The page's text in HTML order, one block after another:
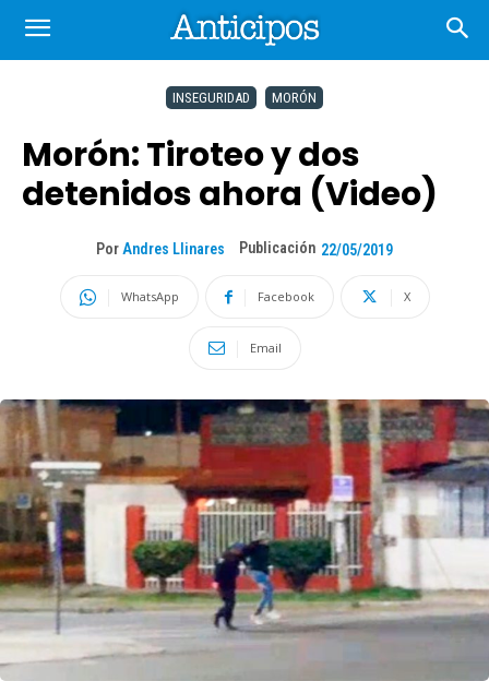
INSEGURIDAD MORÓN
Morón: Tiroteo y dos
detenidos ahora (Video)
Por Andres Llinares Publicación 22/05/2019
WhatsApp Facebook X
Email